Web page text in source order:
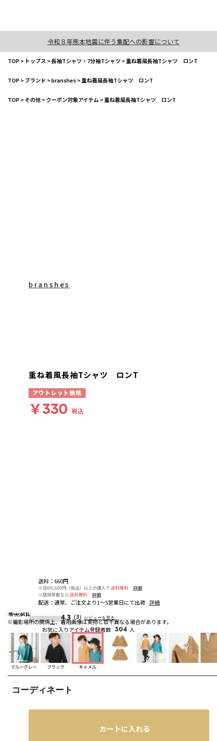
令和８年熊本地震に伴う集配への影響について
TOP> トップス >長袖Tシャツ・7分袖Tシャツ >重ね着風長袖Tシャツ ロンT
TOP>ブランド >branshes>重ね着風長袖Tシャツ ロンT
TOP>その他>クーポン対象アイテム >重ね着風長袖Tシャツ ロンT
キャメル
※撮影場所の関係上、着用画像は実物と若干異なる場合があります。
キャメル
キャメル
ブルーグレー ブラック キャメル
コーディネート
送料： 660円
※合計6,600円（税込）以上の購入で 送料無料
詳細
※店頭受取なら 送料無料 詳細
配送： 通常、ご注文より1～5営業日にて出荷 詳細
4.3（3） レビューを見る
お気に入りアイテム登録者数 304 人
branshes
重ね着風長袖Tシャツ ロンT
アウトレット価格
￥330 税込
カートに入れる